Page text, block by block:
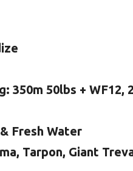
350m 50lbs + WF12,
Fresh Water
Tarpon, Giant